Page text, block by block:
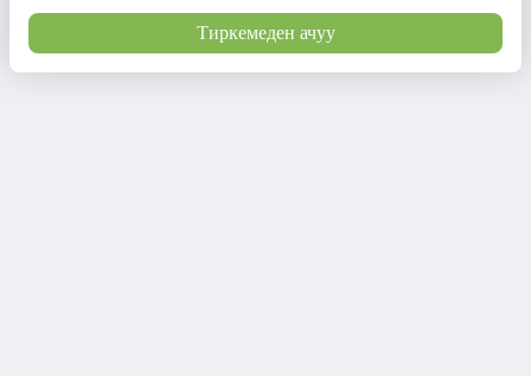
Тиркемеден ачуу